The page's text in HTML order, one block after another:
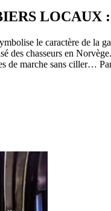
LOCAUX
le caractère de la
des chasseurs en
de marche sans ciller…